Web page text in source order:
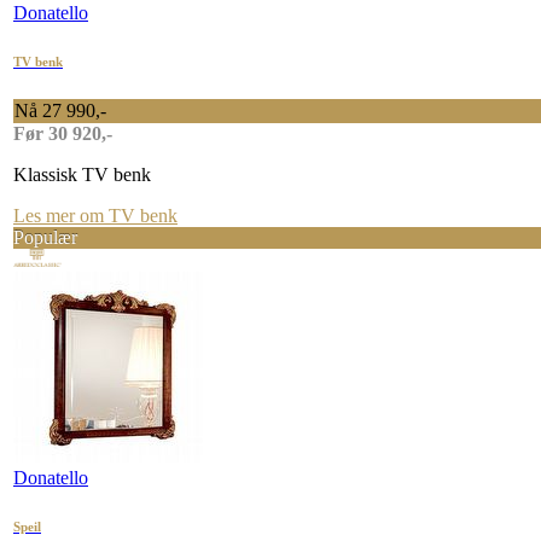
Donatello
TV benk
Nå 27 990,-
Før 30 920,-
Klassisk TV benk
Les mer om TV benk
Populær
Donatello
Speil